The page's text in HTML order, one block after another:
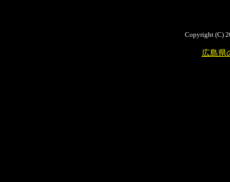
Copyright (C)
広島県